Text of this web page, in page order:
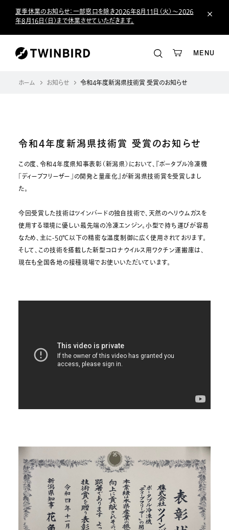
夏季休業のお知らせ：一部窓口を除き2026年8月11日（火）～2026
年8月16日（日）まで休業させていただきます。
MENU
ホーム お知らせ 令和4年度新潟県技術賞 受賞のお知らせ
令和4年度新潟県技術賞 受賞のお知らせ
この度、令和4年度県知事表彰（新潟県）において、『ポータブル冷凍機
「ディープフリーザー」の開発と量産化』が新潟県技術賞を受賞しまし
た。
今回受賞した技術はツインバードの独自技術で、天然のヘリウムガスを
使用する環境に優しい最先端の冷凍エンジン。小型で持ち運びが容易
なため、主に-50℃以下の精密な温度制御に広く使用されております。
そして、この技術を搭載した新型コロナウイルス用ワクチン運搬庫は、
現在も全国各地の接種現場でお使いいただいています。